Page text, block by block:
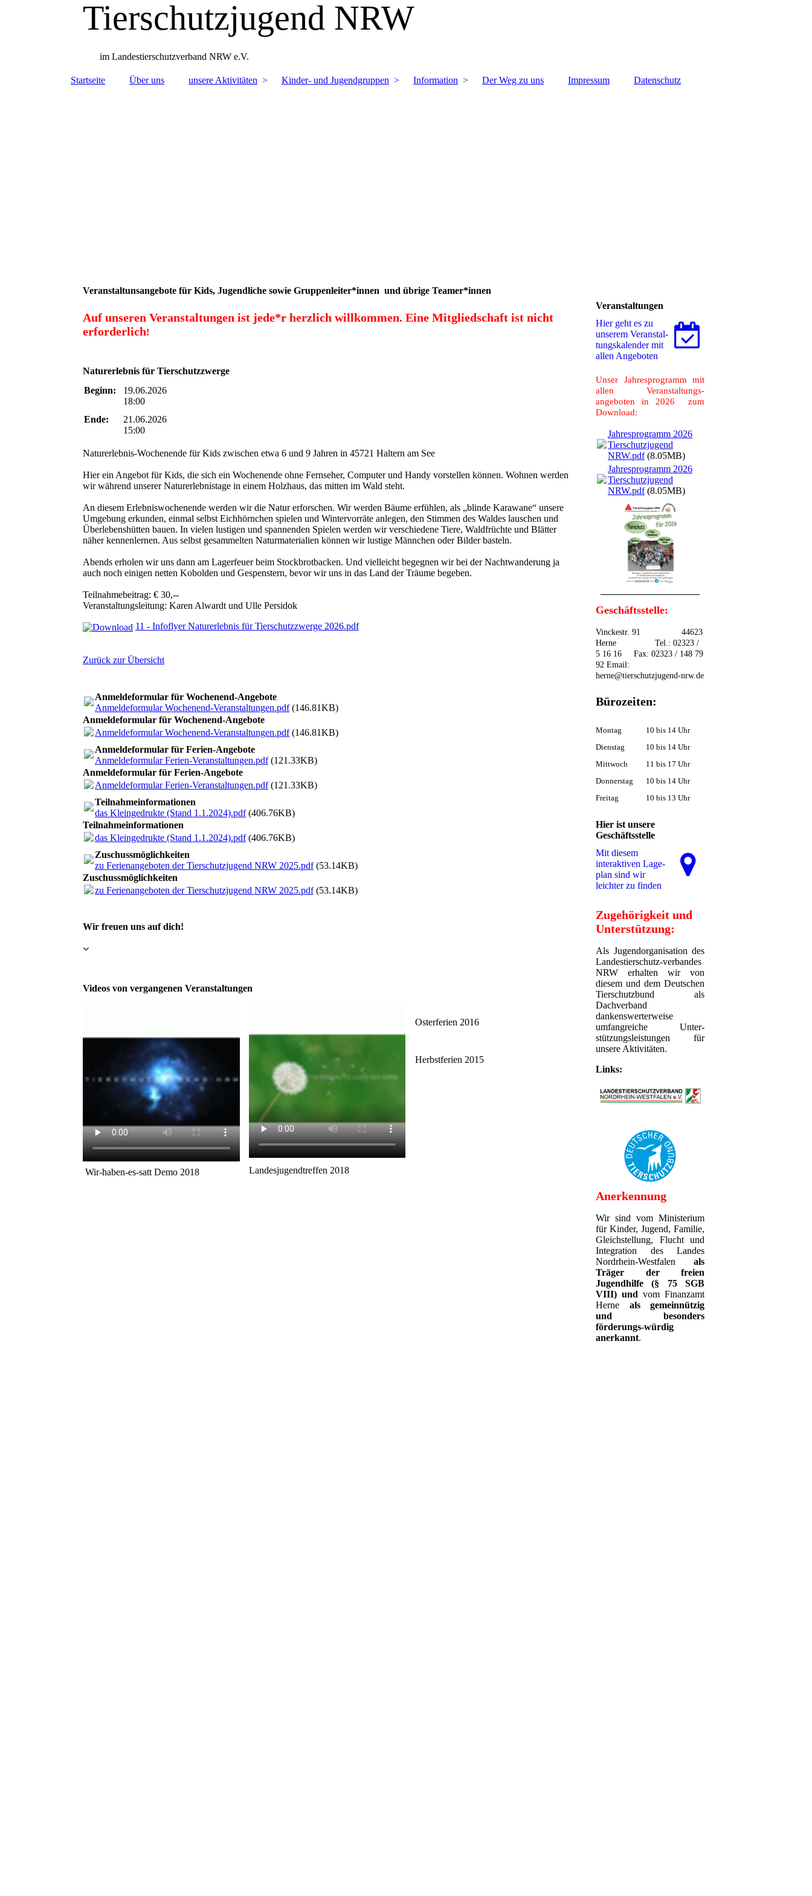
Tierschutzjugend NRW
im Landestierschutzverband NRW e.V.
Startseite Über uns unsere Aktivitäten Kinder- und Jugendgruppen Information Der Weg zu uns Impressum Datenschutz
Veranstaltunsangebote für Kids, Jugendliche sowie Gruppenleiter*innen und übrige Teamer*innen
Auf unseren Veranstaltungen ist jede*r herzlich willkommen. Eine Mitgliedschaft ist nicht
erforderlich!
Naturerlebnis für Tierschutzzwerge
Beginn:
19.06.2026
18:00
Ende:
21.06.2026
15:00
Naturerlebnis-Wochenende für Kids zwischen etwa 6 und 9 Jahren in 45721 Haltern am See
Hier ein Angebot für Kids, die sich ein Wochenende ohne Fernseher, Computer und Handy vorstellen können. Wohnen werden
wir während unserer Naturerlebnistage in einem Holzhaus, das mitten im Wald steht.
An diesem Erlebniswochenende werden wir die Natur erforschen. Wir werden Bäume erfühlen, als „blinde Karawane“ unsere
Umgebung erkunden, einmal selbst Eichhörnchen spielen und Wintervorräte anlegen, den Stimmen des Waldes lauschen und
Überlebenshütten bauen. In vielen lustigen und spannenden Spielen werden wir verschiedene Tiere, Waldfrüchte und Blätter
näher kennenlernen. Aus selbst gesammelten Naturmaterialien können wir lustige Männchen oder Bilder basteln.
Abends erholen wir uns dann am Lagerfeuer beim Stockbrotbacken. Und vielleicht begegnen wir bei der Nachtwanderung ja
auch noch einigen netten Kobolden und Gespenstern, bevor wir uns in das Land der Träume begeben.
Teilnahmebeitrag: € 30,--
Veranstaltungsleitung: Karen Alwardt und Ulle Persidok
11 - Infoflyer Naturerlebnis für Tierschutzzwerge 2026.pdf
Zurück zur Übersicht
Anmeldeformular für Wochenend-Angebote
Anmeldeformular Wochenend-Veranstaltungen.pdf(146.81KB)
Anmeldeformular für Wochenend-Angebote
Anmeldeformular Wochenend-Veranstaltungen.pdf(146.81KB)
Anmeldeformular für Ferien-Angebote
Anmeldeformular Ferien-Veranstaltungen.pdf(121.33KB)
Anmeldeformular für Ferien-Angebote
Anmeldeformular Ferien-Veranstaltungen.pdf(121.33KB)
Teilnahmeinformationen
das Kleingedrukte (Stand 1.1.2024).pdf(406.76KB)
Teilnahmeinformationen
das Kleingedrukte (Stand 1.1.2024).pdf(406.76KB)
Zuschussmöglichkeiten
zu Ferienangeboten der Tierschutzjugend NRW 2025.pdf(53.14KB)
Zuschussmöglichkeiten
zu Ferienangeboten der Tierschutzjugend NRW 2025.pdf(53.14KB)
Wir freuen uns auf dich!
Videos von vergangenen Veranstaltungen
Wir-haben-es-satt Demo 2018 Landesjugendtreffen 2018
Osterferien 2016
Herbstferien 2015
Veranstaltungen
Hier geht es zu
unserem Ver­an­stal­
tungs­ka­len­der mit
allen Angeboten
Unser Jahresprogramm mit
allen Veranstaltungs-
angeboten in 2026 zum
Download:
Jahresprogramm 2026
Tierschutzjugend
NRW.pdf(8.05MB)
Jahresprogramm 2026
Tierschutzjugend
NRW.pdf(8.05MB)
Geschäftsstelle:
Vinckestr. 91 44623
Herne Tel.: 02323 /
5 16 16 Fax: 02323 / 148 79
92 Email:
herne@tierschutzjugend-nrw.de
Bürozeiten:
Montag
10 bis 14 Uhr
Dienstag
10 bis 14 Uhr
Mittwoch
11 bis 17 Uhr
Donnerstag
10 bis 14 Uhr
Freitag
10 bis 13 Uhr
Hier ist unsere
Geschäftsstelle
Mit diesem
interaktiven La­ge­
plan sind wir
leichter zu finden
Zugehörigkeit und
Unterstützung:
Als Jugendorganisation des
Landestierschutz-verbandes
NRW erhalten wir von
diesem und dem Deutschen
Tierschutzbund als
Dachverband
dankenswerterweise
umfangreiche Unter-
stützungsleistungen für
unsere Aktivitäten.
Links:
Anerkennung
Wir sind vom Ministerium
für Kinder, Jugend, Familie,
Gleichstellung, Flucht und
Integration des Landes
Nordrhein-Westfalen als
Träger der freien
Jugendhilfe (§ 75 SGB
VIII) und vom Finanzamt
Herne als gemeinnützig
und besonders
förderungs-würdig
anerkannt.